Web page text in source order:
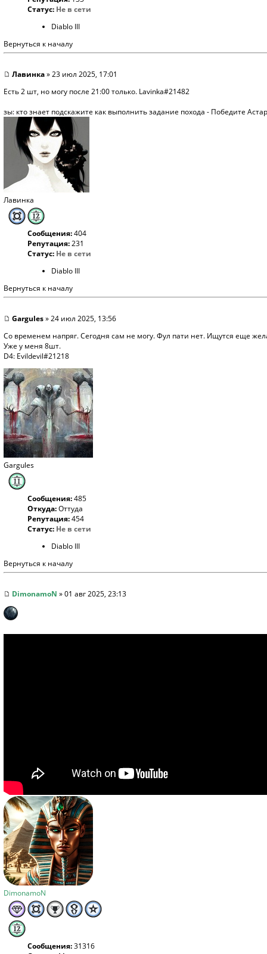
Статус: Не в сети
Diablo III
Вернуться к началу
Лавинка» 23 июл 2025, 17:01
Есть 2 шт, но могу после 21:00 только. Lavinka#21482
зы: кто знает подскажите как выполнить задание похода - Победите
Лавинка
Сообщения:404
Репутация:231
Статус: Не в сети
Diablo III
Вернуться к началу
Gargules» 24 июл 2025, 13:56
Со временем напряг. Сегодня сам не могу. Фул пати нет. Ищутся еще
Уже у меня 8шт.
D4: Evildevil#21218
Gargules
Сообщения:485
Откуда:Оттуда
Репутация:454
Статус: Не в сети
Diablo III
Вернуться к началу
DimonamoN » 01 авг 2025, 23:13
DimonamoN
Сообщения:31316